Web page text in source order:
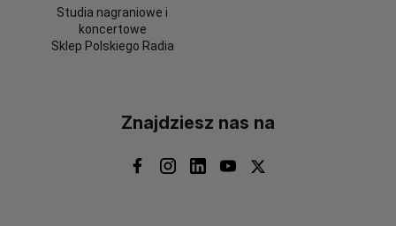
Studia nagraniowe i
koncertowe
Sklep Polskiego Radia
Znajdziesz nas na